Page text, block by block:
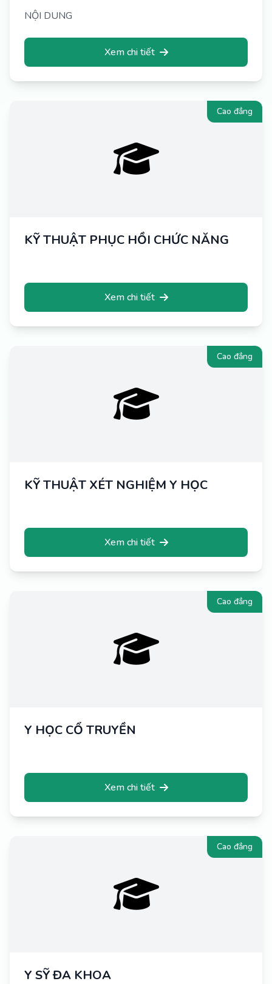
NỘI DUNG
Xem chi tiết
Cao đẳng
KỸ THUẬT PHỤC HỒI CHỨC NĂNG
Xem chi tiết
Cao đẳng
KỸ THUẬT XÉT NGHIỆM Y HỌC
Xem chi tiết
Cao đẳng
Y HỌC CỔ TRUYỀN
Xem chi tiết
Cao đẳng
Y SỸ ĐA KHOA